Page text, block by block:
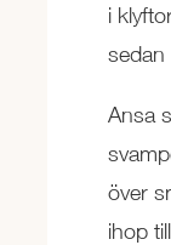
i
sedan
Ansa
över
ihop